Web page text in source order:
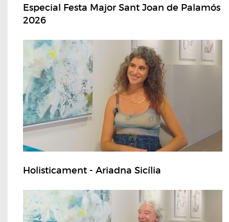
Especial Festa Major Sant Joan de Palamós
2026
Holisticament - Ariadna Sicília